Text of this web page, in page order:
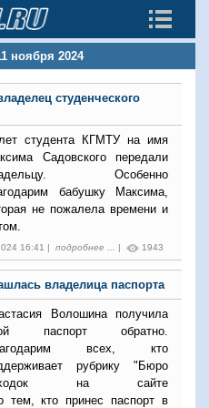
ноября 2024
студенческого
студента КГМТУ на имя
Садовского передали
Особенно
бабушку Максима,
не пожалела времени и
16:41 | подробнее ... | 1943
владелица паспорта
Волошина получила
паспорт обратно.
всех, кто
рубрику "Бюро
на сайте
тем, кто принес паспорт в